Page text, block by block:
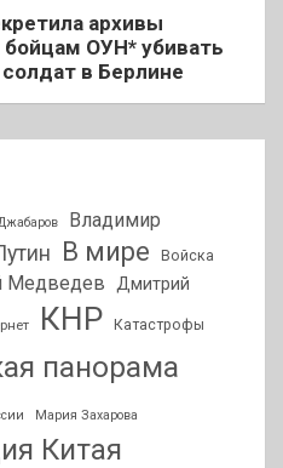
архивы
бойцам ОУН* убивать
в Берлине
Владимир
В мире Войска
Медведев Дмитрий
КНР Катастрофы
панорама
Мария Захарова
Китая